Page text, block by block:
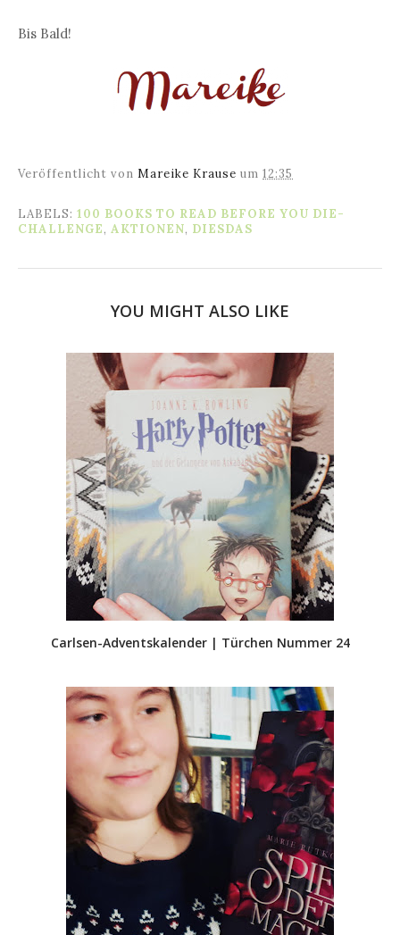
Bis Bald!
Veröffentlicht von Mareike Krause um 12:35
LABELS: 100 BOOKS TO READ BEFORE YOU DIE-
CHALLENGE, AKTIONEN, DIESDAS
YOU MIGHT ALSO LIKE
Carlsen-Adventskalender | Türchen Nummer 24